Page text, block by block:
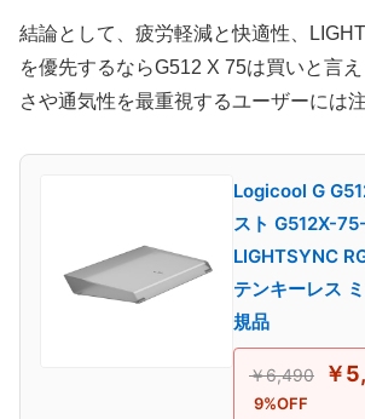
結論として、疲労軽減と快適性、
を優先するならG512 X 75は買いと言
さや通気性を最重視するユーザーには
Logicool G
スト G512X-
LIGHTSYNC
テンキーレス
規品
￥6,490 ￥
9%OFF